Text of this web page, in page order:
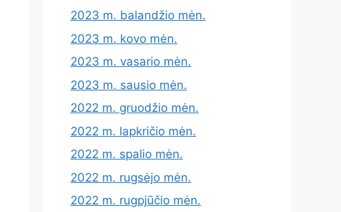
2023 m. balandžio mėn.
2023 m. kovo mėn.
2023 m. vasario mėn.
2023 m. sausio mėn.
2022 m. gruodžio mėn.
2022 m. lapkričio mėn.
2022 m. spalio mėn.
2022 m. rugsėjo mėn.
2022 m. rugpjūčio mėn.